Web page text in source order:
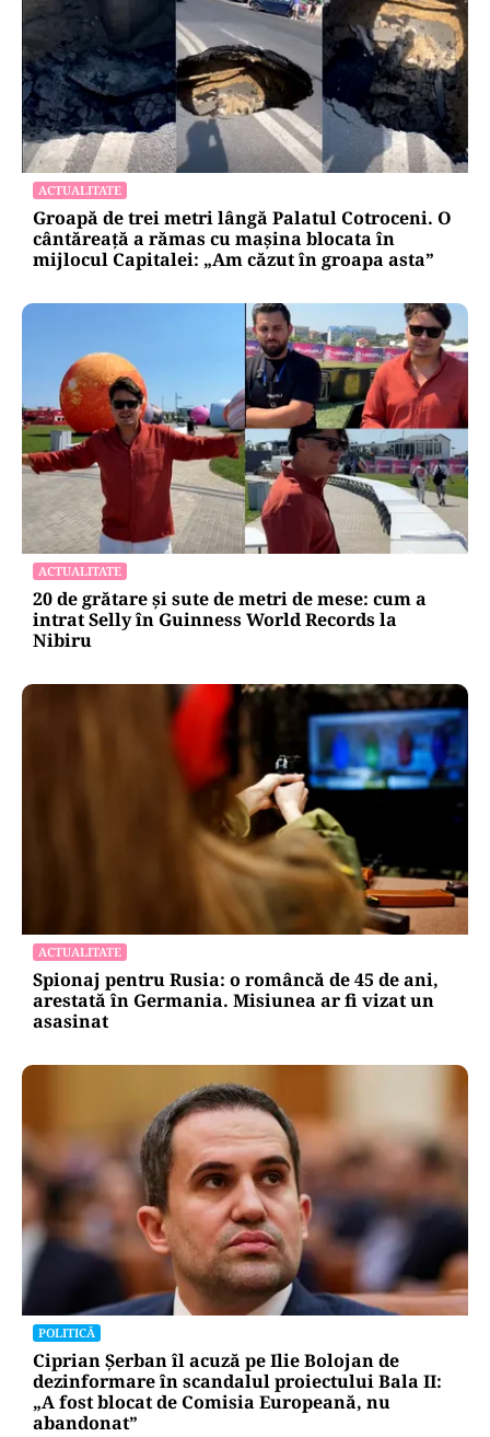
ACTUALITATE
Groapă de trei metri lângă Palatul Cotroceni. O
cântăreață a rămas cu mașina blocata în
mijlocul Capitalei: „Am căzut în groapa asta”
ACTUALITATE
20 de grătare și sute de metri de mese: cum a
intrat Selly în Guinness World Records la
Nibiru
ACTUALITATE
Spionaj pentru Rusia: o româncă de 45 de ani,
arestată în Germania. Misiunea ar fi vizat un
asasinat
POLITICĂ
Ciprian Șerban îl acuză pe Ilie Bolojan de
dezinformare în scandalul proiectului Bala II:
„A fost blocat de Comisia Europeană, nu
abandonat”